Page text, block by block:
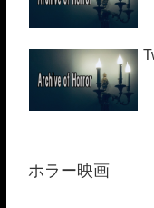
ホラー映画